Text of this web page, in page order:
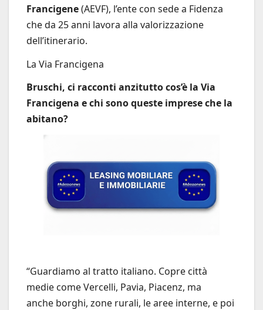
Francigene(AEVF), l’ente con sede a Fidenza
che da 25 anni lavora alla valorizzazione
dell’itinerario.
La Via Francigena
Bruschi, ci racconti anzitutto cos’è la Via
Francigena e chi sono queste imprese che la
abitano?
“Guardiamo al tratto italiano. Copre città
medie come Vercelli, Pavia, Piacenz, ma
anche borghi, zone rurali, le aree interne, e poi